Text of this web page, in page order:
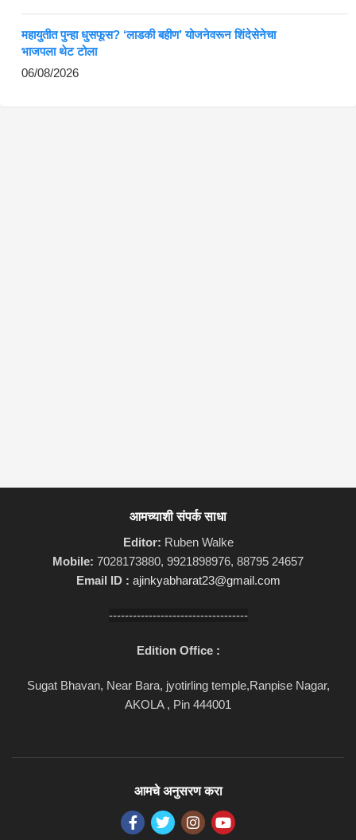
महायुतीत पुन्हा धुसफूस? ‘लाडकी बहीण’ योजनेवरून शिंदेसेनेचा
भाजपला थेट टोला
06/08/2026
आमच्याशी संपर्क साधा
Editor: Ruben Walke
Mobile: 7028173880, 9921898976, 88795 24657
Email ID : ajinkyabharat23@gmail.com
-----------------------------------
Edition Office :
Sugat Bhavan, Near Bara, jyotirling temple,Ranpise Nagar,
AKOLA , Pin 444001
आमचे अनुसरण करा